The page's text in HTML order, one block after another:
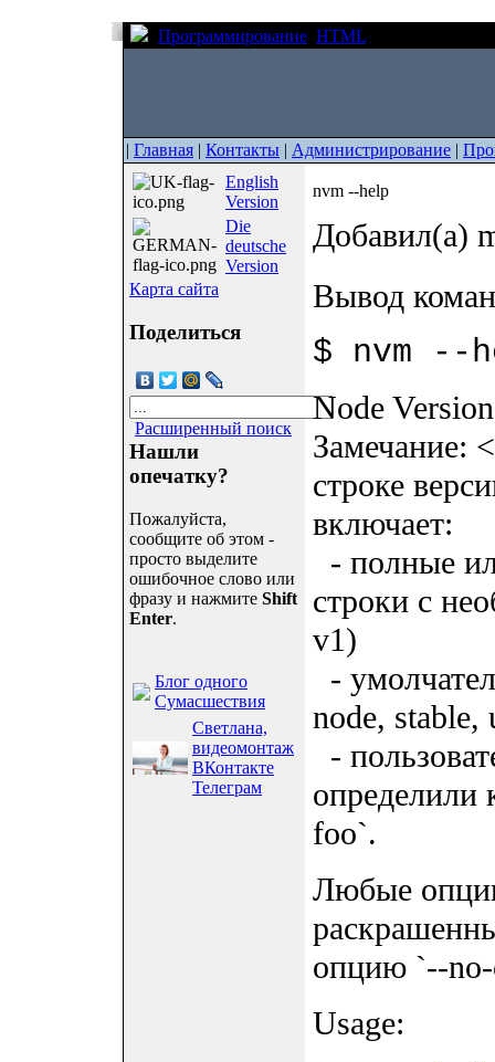
Программирование HTML
| Главная | Контакты | Администрирование |
English
Version
Die
deutsche
Version
Карта сайта
Поделиться
Расширенный поиск
Нашли
опечатку?
Пожалуйста,
сообщите об этом -
просто выделите
ошибочное слово или
фразу и нажмите Shift
Enter.
Блог одного
Сумасшествия
Светлана,
видеомонтаж
ВКонтакте
Телеграм
nvm --help
Добавил(а)
Вывод
$ nvm --
Node
Замечание:
строке
включает:
- полные
строки с
v1)
-
node, stable,
-
определили
foo`.
Любые
опцию `--
Usage: